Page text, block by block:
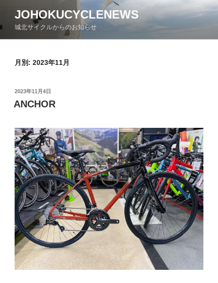
テ
ン
JOHOKUCYCLENEWS
城北サイクルからのお知らせ
月別: 2023年11月
投
稿
日:
2023年11月4日
ANCHOR